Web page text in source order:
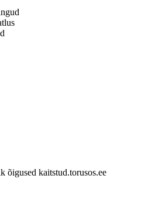
õigused kaitstud.torusos.ee